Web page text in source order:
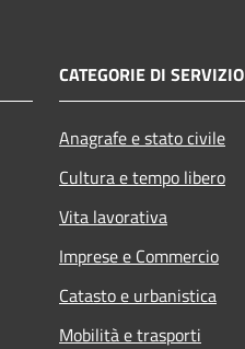
CATEGORIE DI SERVIZIO
Anagrafe e stato civile
Cultura e tempo libero
Vita lavorativa
Imprese e Commercio
Catasto e urbanistica
Mobilità e trasporti